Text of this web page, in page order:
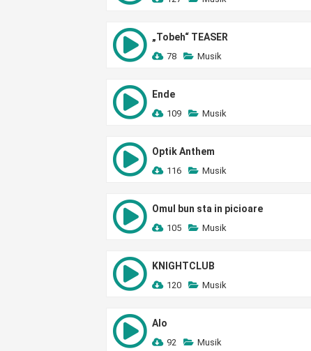
„Tobeh“ TEASER
78 Musik
Ende
109 Musik
Optik Anthem
116 Musik
Omul bun sta in picioare
105 Musik
KNIGHTCLUB
120 Musik
Alo
92 Musik